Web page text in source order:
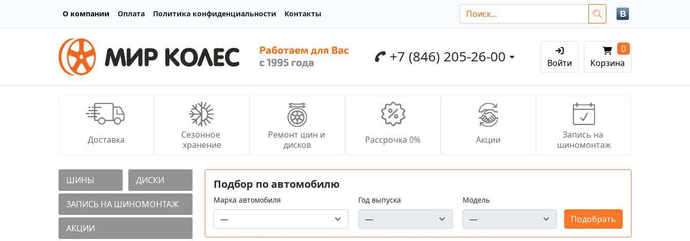
О компании Оплата Политика конфиденциальности Контакты
+7 (846) 205-26-00 Войти Корзина
0
Доставка
Сезонное
хранение
Ремонт шин и
дисков
Рассрочка 0% Акции
Запись на
шиномонтаж
ШИНЫ ДИСКИ
ЗАПИСЬ НА ШИНОМОНТАЖ
АКЦИИ
Подбор по автомобилю
Марка автомобиля Год выпуска Модель